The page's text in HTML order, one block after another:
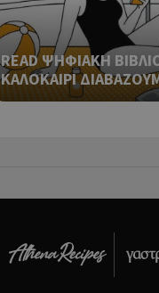
READ ΨΗΦΙΑΚΗ
ΚΑΛΟΚΑΙΡΙ
δηλαδή να
στον χρήστη
όπως είναι το
push down
δηλαδή να
push down
δηλαδή να
είναι το
push down